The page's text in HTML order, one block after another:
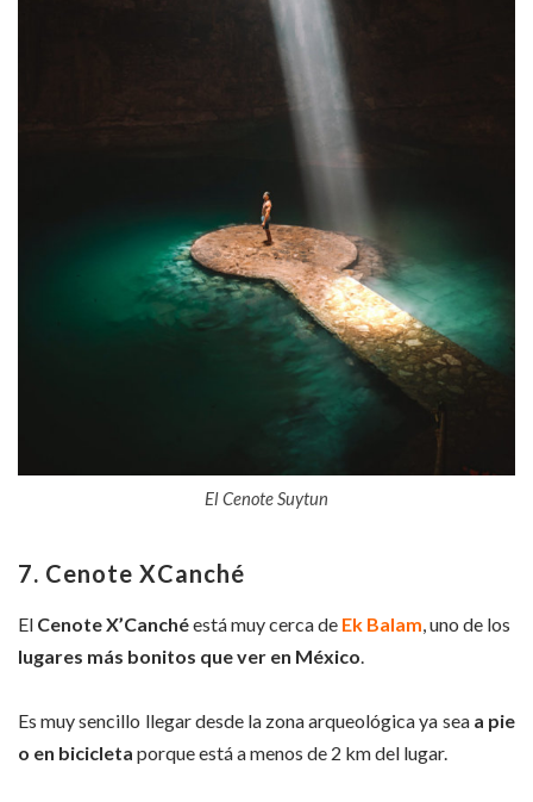
El Cenote Suytun
7. Cenote XCanché
El Cenote X’Canchéestá muy cerca de Ek Balam , uno de los
lugares más bonitos que ver en México
Es muy sencillo llegar desde la zona arqueológica ya seaa pie
o en bicicleta porque está a menos de 2 km del lugar.